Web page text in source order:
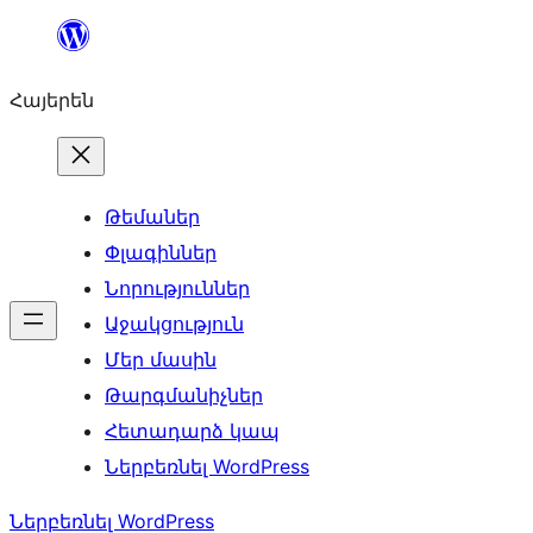
Անցնել
Հայերեն
Թեմաներ
Փլագիններ
Նորություններ
Աջակցություն
Մեր մասին
Թարգմանիչներ
Հետադարձ կապ
Ներբեռնել WordPress
Ներբեռնել WordPress